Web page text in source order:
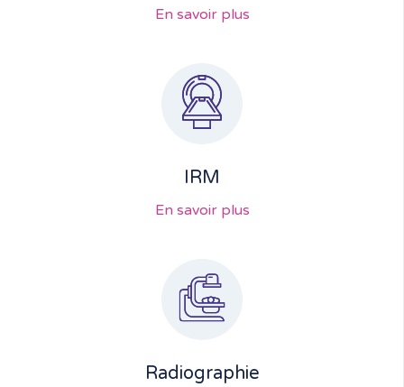
En savoir plus
IRM
En savoir plus
Radiographie